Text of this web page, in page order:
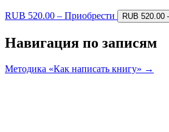
RUB 520.00 – Приобрести
Навигация по записям
Методика «Как написать книгу» →